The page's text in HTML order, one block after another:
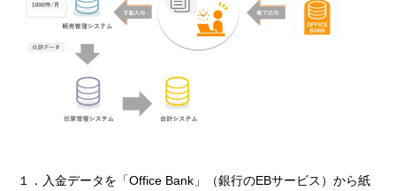
１．入金データを「Office Bank」（銀行のEBサービス）から紙